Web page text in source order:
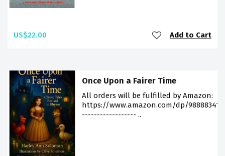
US$22.00 Add to Cart
Once Upon a Fairer Time
All orders will be fulfilled by Amazon:
https://www.amazon.com/dp/
------------------ ..